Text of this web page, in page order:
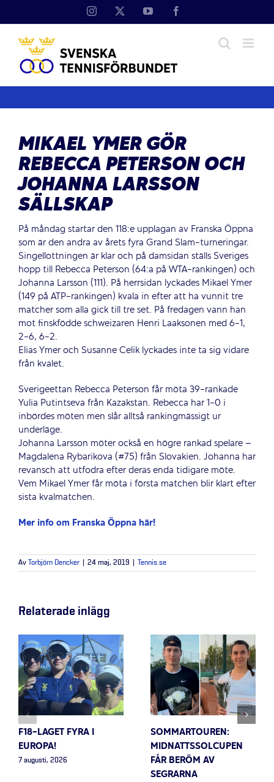
Instagram YouTube
MIKAEL YMER GÖR
REBECCA PETERSON OCH
JOHANNA LARSSON
SÄLLSKAP
På måndag startar den 118:e upplagan av Franska Öppna
som är den andra av årets fyra Grand Slam-turneringar.
Singellottningen är klar och på damsidan ställs Sveriges
hopp till Rebecca Peterson (64:a på WTA-rankingen) och
Johanna Larsson (111). På herrsidan lyckades Mikael Ymer
(149 på ATP-rankingen) kvala in efter att ha vunnit tre
matcher som alla gick till tre set. På fredagen vann han
mot finskfödde schweizaren Henri Laaksonen med 6-1,
2-6, 6-2.
Elias Ymer och Susanne Celik lyckades inte ta sig vidare
från kvalet.
Sverigeettan Rebecca Peterson får möta 39-rankade
Yulia Putintseva från Kazakstan. Rebecca har 1-0 i
inbördes möten men slår alltså rankingmässigt ur
underläge.
Johanna Larsson möter också en högre rankad spelare –
Magdalena Rybarikova (#75) från Slovakien. Johanna har
revansch att utfodra efter deras enda tidigare möte.
Vem Mikael Ymer får möta i första matchen blir klart efter
sista kvalmatchen.
Mer info om Franska Öppna här!
Av Torbjörn Dencker 24 maj, 2019 Tennis.se
Relaterade inlägg
F18-LAGET FYRA I
EUROPA!
7 augusti, 2026
SOMMARTOUREN:
MIDNATTSSOLCUPEN
FÅR BERÖM AV
SEGRARNA